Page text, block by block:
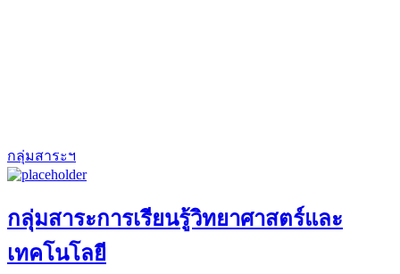
กลุ่มสาระฯ
กลุ่มสาระการเรียนรู้วิทยาศาสตร์และ
เทคโนโลยี